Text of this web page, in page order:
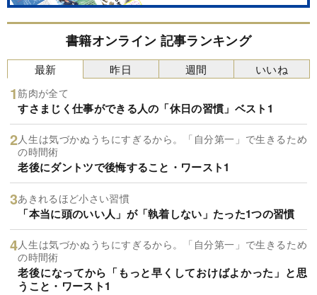
書籍オンライン 記事ランキング
最新
筋肉が全て
すさまじく仕事ができる人の「休日の習慣」ベスト1
人生は気づかぬうちにすぎるから。「自分第一」で生きるため
の時間術
老後にダントツで後悔すること・ワースト1
あきれるほど小さい習慣
「本当に頭のいい人」が「執着しない」たった1つの習慣
人生は気づかぬうちにすぎるから。「自分第一」で生きるため
の時間術
老後になってから「もっと早くしておけばよかった」と思
うこと・ワースト1
昨日 週間 いいね